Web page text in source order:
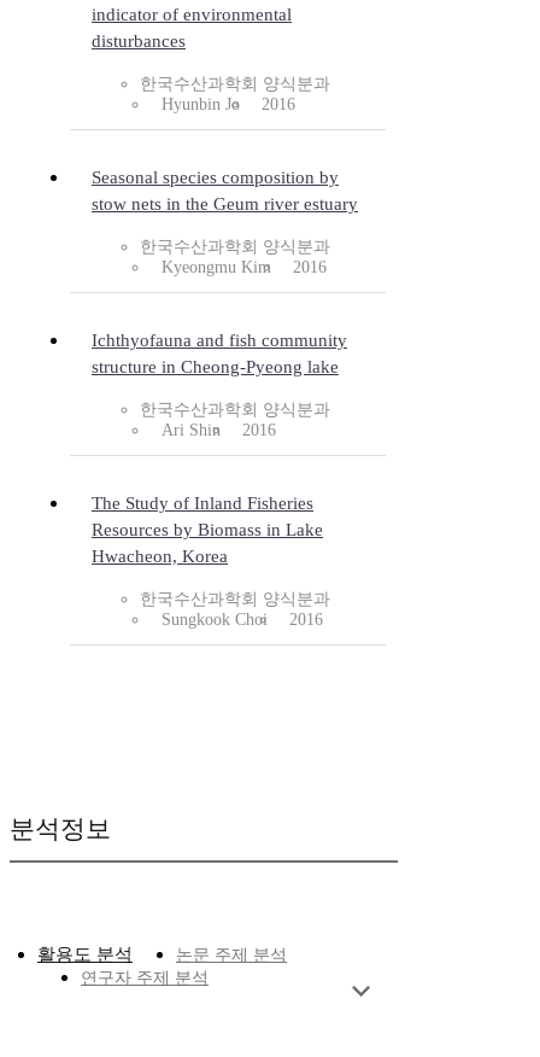
indicator of environmental
disturbances
한국수산과학회 양식분과
Hyunbin Jo
2016
Seasonal species composition by
stow nets in the Geum river estuary
한국수산과학회 양식분과
Kyeongmu Kim
2016
Ichthyofauna and fish community
structure in Cheong-Pyeong lake
한국수산과학회 양식분과
Ari Shin
2016
The Study of Inland Fisheries
Resources by Biomass in Lake
Hwacheon, Korea
한국수산과학회 양식분과
Sungkook Choi
2016
분석정보
활용도 분석
논문 주제 분석
연구자 주제 분석